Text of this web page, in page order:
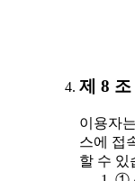
제 8
이용자
스에 접
할 수 있